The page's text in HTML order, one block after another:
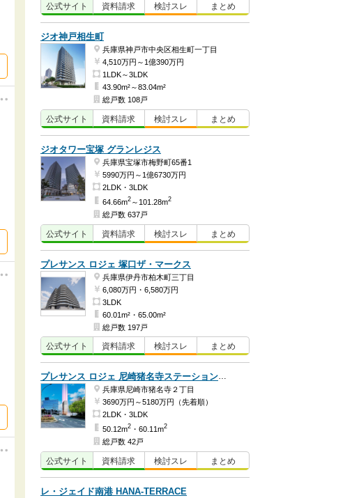
公式サイト 資料請求 検討スレ まとめ
ジオ神戸相生町
兵庫県神戸市中央区相生町一丁目
4,510万円～1億390万円
1LDK～3LDK
43.90m²～83.04m²
総戸数 108戸
公式サイト 資料請求 検討スレ まとめ
ジオタワー宝塚 グランレジス
兵庫県宝塚市梅野町65番1
5990万円～1億6730万円
2LDK・3LDK
64.66m2 ～101.28m2
総戸数 637戸
公式サイト 資料請求 検討スレ まとめ
プレサンス ロジェ 塚口ザ・マークス
兵庫県伊丹市柏木町三丁目
6,080万円・6,580万円
3LDK
60.01m²・65.00m²
総戸数 197戸
公式サイト 資料請求 検討スレ まとめ
プレサンス ロジェ 尼崎猪名寺ステーションステージ
兵庫県尼崎市猪名寺２丁目
3690万円～5180万円（先着順）
2LDK・3LDK
50.12m2 ・60.11m2
総戸数 42戸
公式サイト 資料請求 検討スレ まとめ
レ・ジェイド南港 HANA-TERRACE